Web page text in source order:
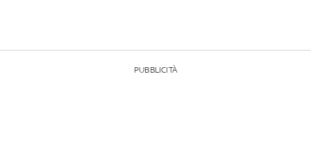
PUBBLICITÀ